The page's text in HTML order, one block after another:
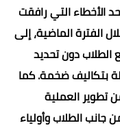
الأخطاء التي رافقت
الفترة الماضية، إلى
الطلاب دون تحديد
بتكاليف ضخمة. كما
تطوير العملية
الطلاب وأولياء